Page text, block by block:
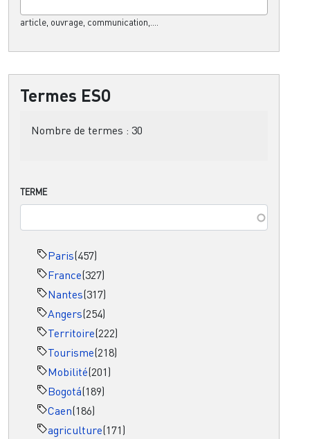
article, ouvrage, communication,....
Termes ESO
Nombre de termes : 30
TERME
Paris(457)
France(327)
Nantes(317)
Angers(254)
Territoire(222)
Tourisme(218)
Mobilité(201)
Bogotá(189)
Caen(186)
agriculture(171)